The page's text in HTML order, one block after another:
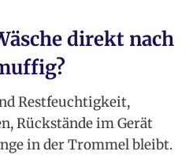
direkt nach
Restfeuchtigkeit,
Rückstände im Gerät
in der Trommel bleibt.